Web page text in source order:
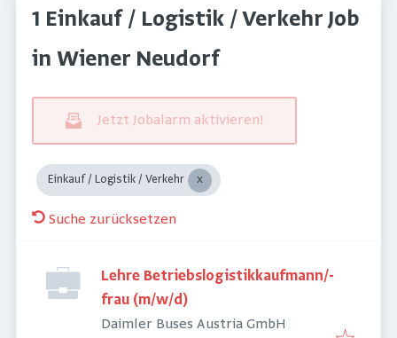
1 Einkauf / Logistik / Verkehr Job
in Wiener Neudorf
Jetzt Jobalarm aktivieren!
Einkauf / Logistik / Verkehr
Suche zurücksetzen
Lehre Betriebslogistikkaufmann/-
frau (m/w/d)
Daimler Buses Austria GmbH